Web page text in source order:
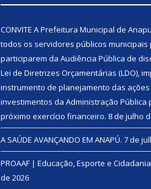
CONVITE A Prefeitura Municipal de
todos os servidores públicos municipais
participarem da Audiência Pública de
Lei de Diretrizes Orçamentárias (LDO),
instrumento de planejamento das ações
investimentos da Administração Pública
próximo exercício financeiro. 8 de julho
A SAÚDE AVANÇANDO EM ANAPÚ. 7 de
PROAAF | Educação, Esporte e
de 2026